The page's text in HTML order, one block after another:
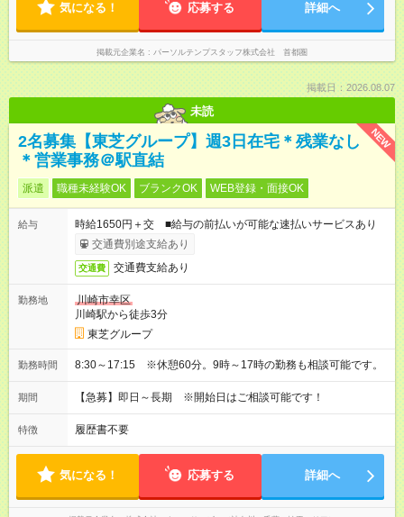
気になる！ 応募する 詳細へ
掲載元企業名 パーソルテンプスタッフ株式会社 首都圏
掲載日：2026.08.07
未読
NEW
2名募集【東芝グループ】週3日在宅＊残業なし
＊営業事務＠駅直結
派遣 職種未経験OK ブランクOK WEB登録・面接OK
給与
時給1650円＋交 ■給与の前払いが可能な速払いサービスあり
交通費別途支給あり
交通費 交通費支給あり
勤務地
川崎市幸区
川崎駅から徒歩3分
東芝グループ
勤務時間 8:30～17:15 ※休憩60分。9時～17時の勤務も相談可能です。
期間 【急募】即日～長期 ※開始日はご相談可能です！
特徴 履歴書不要
気になる！ 応募する 詳細へ